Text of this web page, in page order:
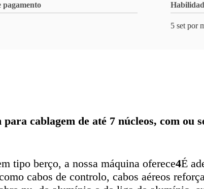
pagamento
5 set por
cablagem de até 7 núcleos, com ou
tipo berço, a nossa máquina oferece4É
cabos de controlo, cabos aéreos